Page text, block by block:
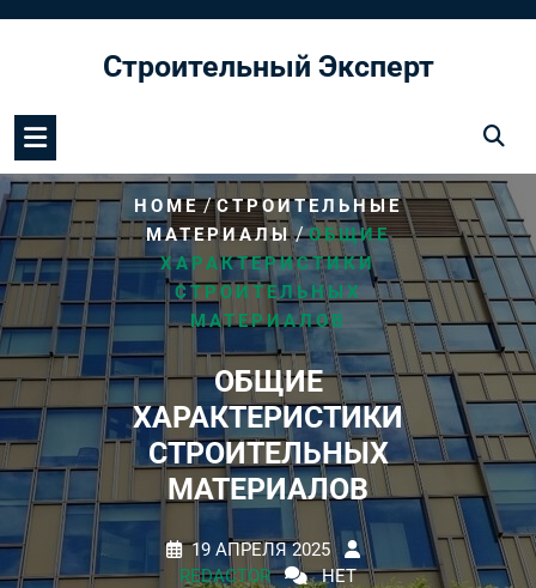
содержимомуСтроительный Эксперт
HOME/СТРОИТЕЛЬНЫЕ
МАТЕРИАЛЫ/ОБЩИЕ
ХАРАКТЕРИСТИКИ
СТРОИТЕЛЬНЫХ
МАТЕРИАЛОВ
ОБЩИЕ
ХАРАКТЕРИСТИКИ
СТРОИТЕЛЬНЫХ
МАТЕРИАЛОВ
19 АПРЕЛЯ 2025
REDACTOR
НЕТ